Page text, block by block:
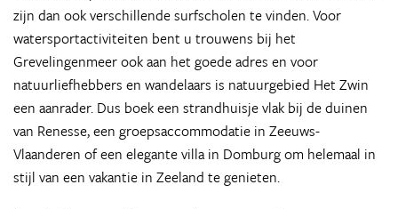
zijn dan ook verschillende surfscholen te vinden. Voor
watersportactiviteiten bent u trouwens bij het
Grevelingenmeer ook aan het goede adres en voor
natuurliefhebbers en wandelaars is natuurgebied Het Zwin
een aanrader. Dus boek een strandhuisje vlak bij de duinen
van Renesse, een groepsaccommodatie in Zeeuws-
Vlaanderen of een elegante villa in Domburg om helemaal in
stijl van een vakantie in Zeeland te genieten.